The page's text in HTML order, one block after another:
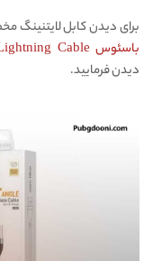
برای دیدن کابل
باسئوس Baseus Stylish Colorful Sucker Lightning Cable اورجینال
دیدن فرمایید.